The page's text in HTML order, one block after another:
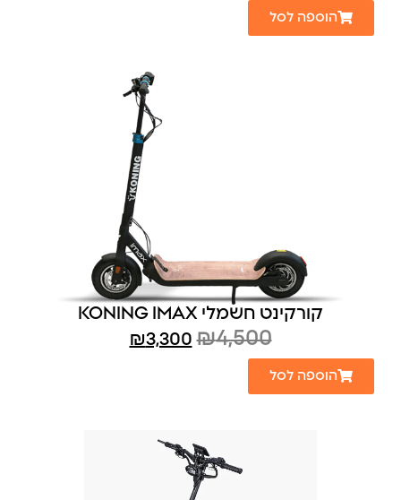
הוספה לסל
קורקינט חשמלי IMAX‏ KONING
₪4,500
₪3,300
הוספה לסל